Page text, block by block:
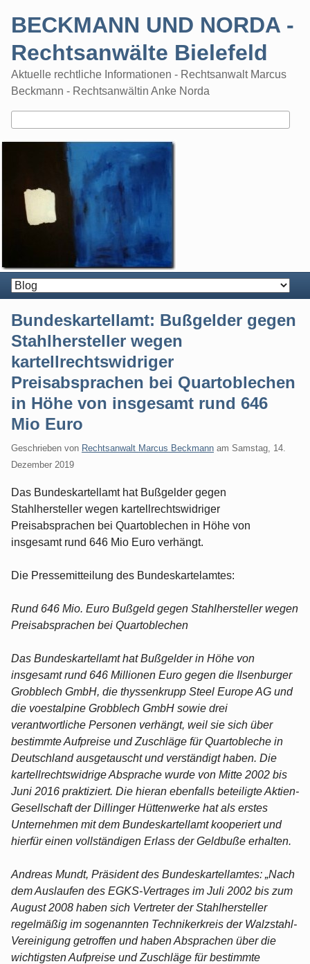
BECKMANN UND NORDA -
Rechtsanwälte Bielefeld
Aktuelle rechtliche Informationen - Rechtsanwalt Marcus
Beckmann - Rechtsanwältin Anke Norda
Bundeskartellamt: Bußgelder gegen
Stahlhersteller wegen
kartellrechtswidriger
Preisabsprachen bei Quartoblechen
in Höhe von insgesamt rund 646
Mio Euro
Geschrieben von Rechtsanwalt Marcus Beckmann am Samstag, 14.
Dezember 2019
Das Bundeskartellamt hat Bußgelder gegen
Stahlhersteller wegen kartellrechtswidriger
Preisabsprachen bei Quartoblechen in Höhe von
insgesamt rund 646 Mio Euro verhängt.
Die Pressemitteilung des Bundeskartelamtes:
Rund 646 Mio. Euro Bußgeld gegen Stahlhersteller wegen
Preisabsprachen bei Quartoblechen
Das Bundeskartellamt hat Bußgelder in Höhe von
insgesamt rund 646 Millionen Euro gegen die Ilsenburger
Grobblech GmbH, die thyssenkrupp Steel Europe AG und
die voestalpine Grobblech GmbH sowie drei
verantwortliche Personen verhängt, weil sie sich über
bestimmte Aufpreise und Zuschläge für Quartobleche in
Deutschland ausgetauscht und verständigt haben. Die
kartellrechtswidrige Absprache wurde von Mitte 2002 bis
Juni 2016 praktiziert. Die hieran ebenfalls beteiligte Aktien-
Gesellschaft der Dillinger Hüttenwerke hat als erstes
Unternehmen mit dem Bundeskartellamt kooperiert und
hierfür einen vollständigen Erlass der Geldbuße erhalten.
Andreas Mundt, Präsident des Bundeskartellamtes: „Nach
dem Auslaufen des EGKS-Vertrages im Juli 2002 bis zum
August 2008 haben sich Vertreter der Stahlhersteller
regelmäßig im sogenannten Technikerkreis der Walzstahl-
Vereinigung getroffen und haben Absprachen über die
wichtigsten Aufpreise und Zuschläge für bestimmte